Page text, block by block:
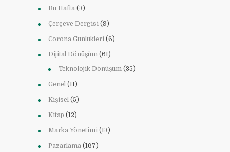
Bu Hafta (3)
Çerçeve Dergisi (9)
Corona Günlükleri (6)
Dijital Dönüşüm (61)
Teknolojik Dönüşüm (35)
Genel (11)
Kişisel (5)
Kitap (12)
Marka Yönetimi (13)
Pazarlama (167)